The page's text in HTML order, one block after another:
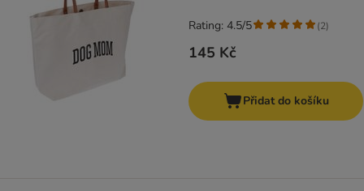
145 Kč
Rating: 4.5/5 (2)
Přidat do košíku